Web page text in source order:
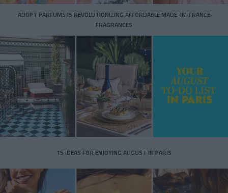
ADOPT PARFUMS IS REVOLUTIONIZING AFFORDABLE MADE-IN-FRANCE
FRAGRANCES
15 IDEAS FOR ENJOYING AUGUST IN PARIS